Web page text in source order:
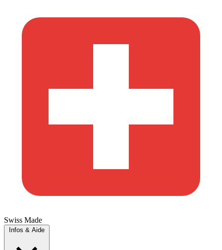
Swiss Made
Infos & Aide